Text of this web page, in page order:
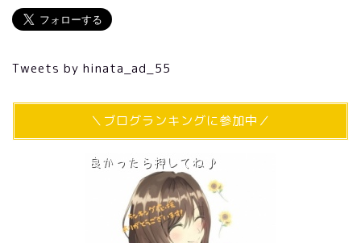
Tweets by hinata_ad_55
＼ブログランキングに参加中／